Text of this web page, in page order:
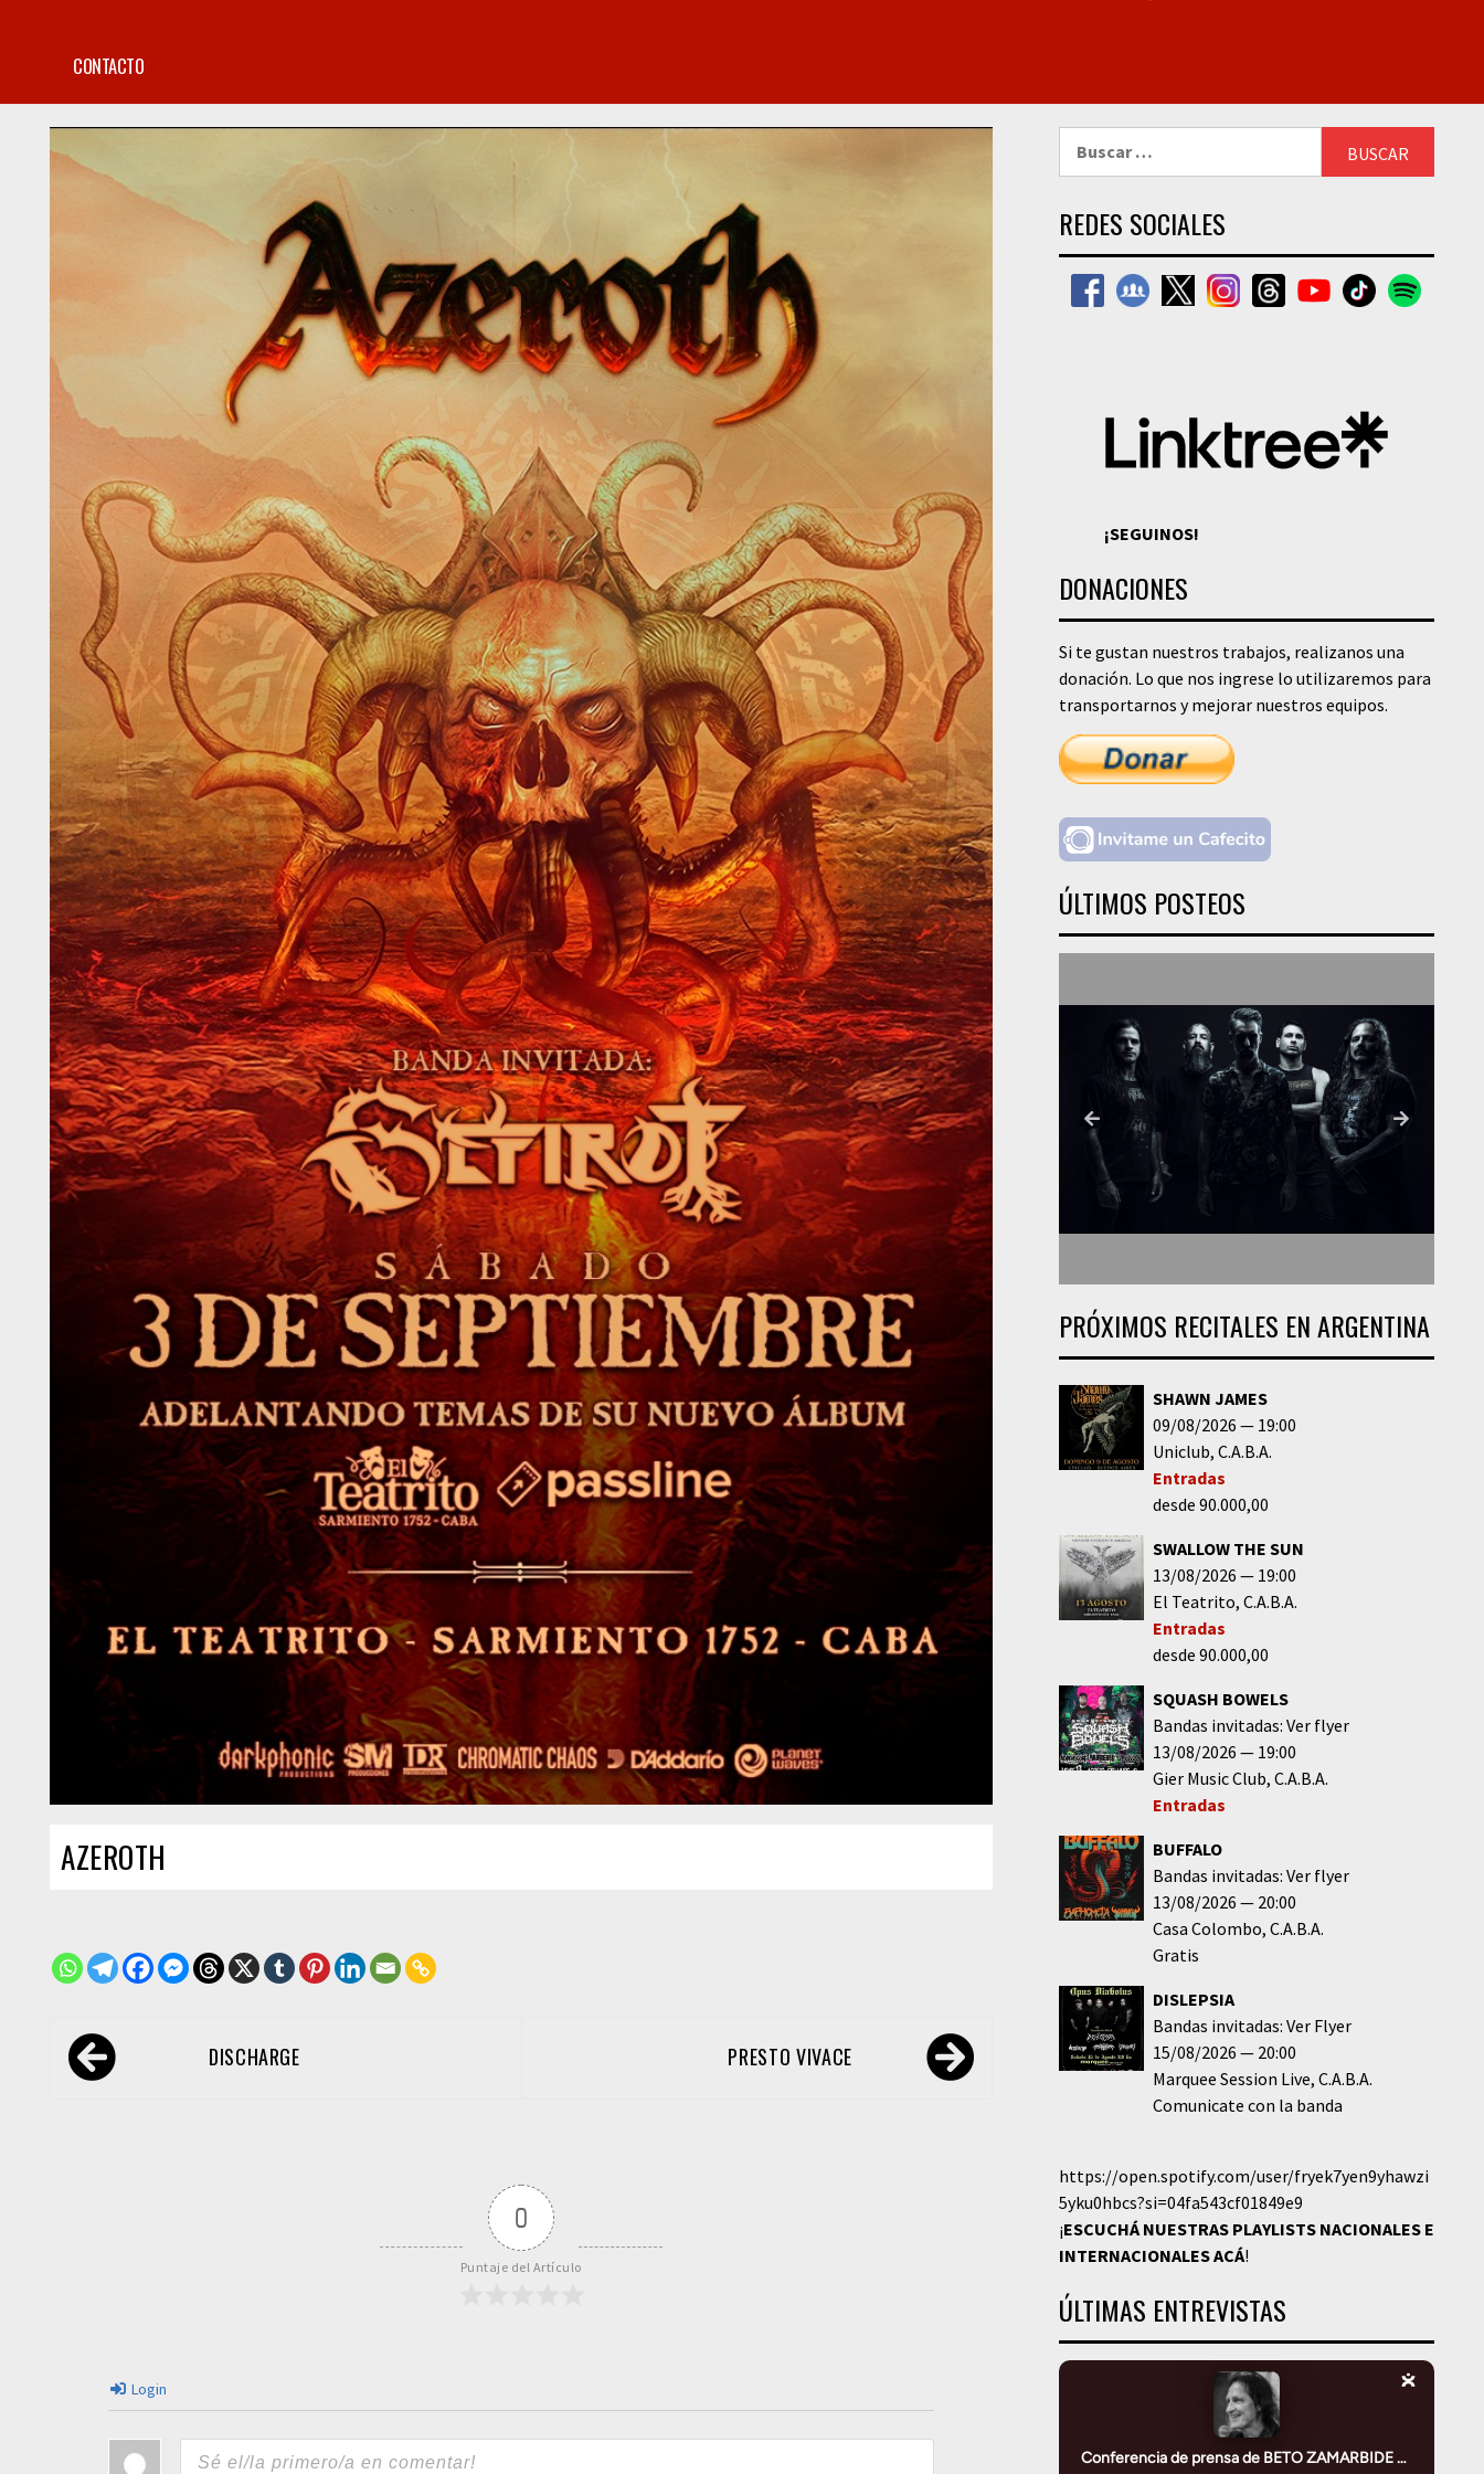
CONTACTO
AZEROTH
Navegación
de DISCHARGE PRESTO VIVACE
0
Puntaje del Artículo
Login
REDES SOCIALES
¡SEGUINOS!
DONACIONES
Si te gustan nuestros trabajos, realizanos una
donación. Lo que nos ingrese lo utilizaremos para
transportarnos y mejorar nuestros equipos.
ÚLTIMOS POSTEOS
PRÓXIMOS RECITALES EN ARGENTINA
SHAWN JAMES
09/08/2026
19:00
Uniclub C.A.B.A.
Entradas
desde 90.000,00
SWALLOW THE SUN
13/08/2026
19:00
El Teatrito C.A.B.A.
Entradas
desde 90.000,00
SQUASH BOWELS
Bandas invitadas: Ver flyer
13/08/2026
19:00
Gier Music Club C.A.B.A.
Entradas
BUFFALO
Bandas invitadas: Ver flyer
13/08/2026
20:00
Casa Colombo C.A.B.A.
Gratis
DISLEPSIA
Bandas invitadas: Ver Flyer
15/08/2026
20:00
Marquee Session Live C.A.B.A.
Comunicate con la banda
https://open.spotify.com/user/fryek7yen9yhawzi
5yku0hbcs?si=04fa543cf01849e9
¡ESCUCHÁ NUESTRAS PLAYLISTS NACIONALES E
INTERNACIONALESACÁ!
ÚLTIMAS ENTREVISTAS